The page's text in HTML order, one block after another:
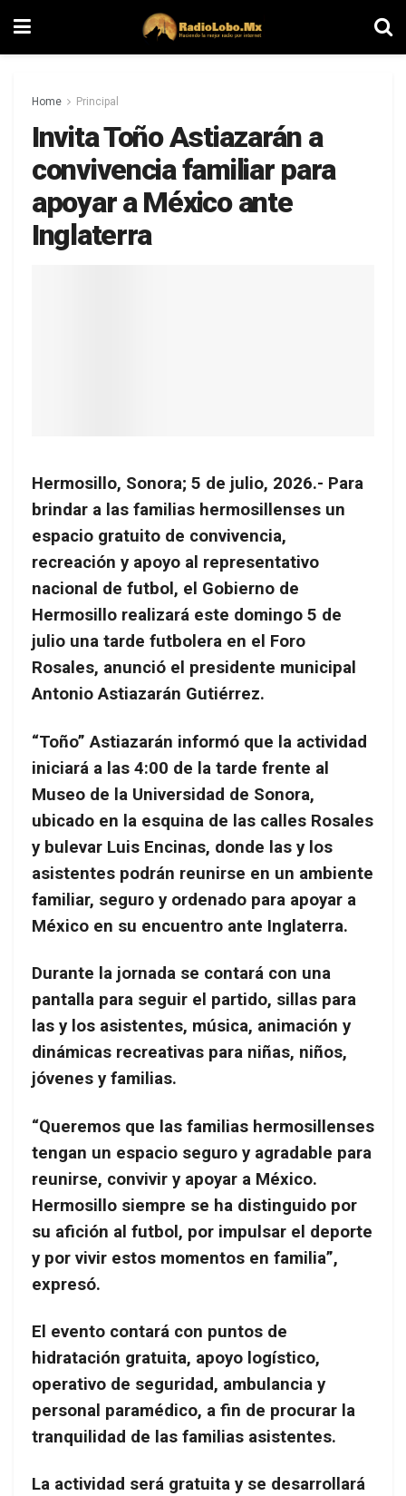
Home Principal
Invita Toño Astiazarán a
convivencia familiar para
apoyar a México ante
Inglaterra
Hermosillo, Sonora; 5 de julio, 2026.- Para
brindar a las familias hermosillenses un
espacio gratuito de convivencia,
recreación y apoyo al representativo
nacional de futbol, el Gobierno de
Hermosillo realizará este domingo 5 de
julio una tarde futbolera en el Foro
Rosales, anunció el presidente municipal
Antonio Astiazarán Gutiérrez.
“Toño” Astiazarán informó que la actividad
iniciará a las 4:00 de la tarde frente al
Museo de la Universidad de Sonora,
ubicado en la esquina de las calles Rosales
y bulevar Luis Encinas, donde las y los
asistentes podrán reunirse en un ambiente
familiar, seguro y ordenado para apoyar a
México en su encuentro ante Inglaterra.
Durante la jornada se contará con una
pantalla para seguir el partido, sillas para
las y los asistentes, música, animación y
dinámicas recreativas para niñas, niños,
jóvenes y familias.
“Queremos que las familias hermosillenses
tengan un espacio seguro y agradable para
reunirse, convivir y apoyar a México.
Hermosillo siempre se ha distinguido por
su afición al futbol, por impulsar el deporte
y por vivir estos momentos en familia”,
expresó.
El evento contará con puntos de
hidratación gratuita, apoyo logístico,
operativo de seguridad, ambulancia y
personal paramédico, a fin de procurar la
tranquilidad de las familias asistentes.
La actividad será gratuita y se desarrollará